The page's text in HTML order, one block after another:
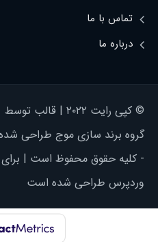
تماس با ما
درباره ما
© کپی رایت ۲۰۲۲ | قالب توسط
گروه برند سازی موج طراحی
- کلیه حقوق محفوظ است | برای
وردپرس طراحی شده است